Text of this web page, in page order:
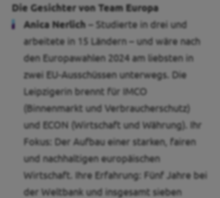
Die Gesichter von Team Europa
Anica Nerlich – Studierte in drei und
arbeitete in 15 Ländern – und wäre nach
den Europawahlen 2024 am liebsten in
zwei EU-Ausschüssen unterwegs. Die
Leipzigerin brennt für IMCO
(Binnenmarkt und Verbraucherschutz)
und ECON (Wirtschaft und Währung). Ihr
Fokus: Der Aufbau einer starken, fairen
und nachhaltigen europäischen
Wirtschaft. Ihre Erfahrung: Fünf Jahre bei
der Weltbank und insgesamt sieben